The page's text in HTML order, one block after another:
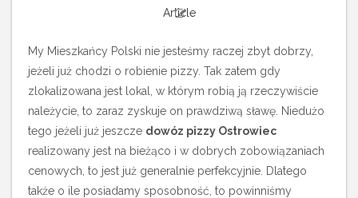
Article
My Mieszkańcy Polski nie jesteśmy raczej zbyt dobrzy,
jeżeli już chodzi o robienie pizzy. Tak zatem gdy
zlokalizowana jest lokal, w którym robią ją rzeczywiście
należycie, to zaraz zyskuje on prawdziwą sławę. Niedużo
tego jeżeli już jeszcze dowóz pizzy Ostrowiec
realizowany jest na bieżąco i w dobrych zobowiązaniach
cenowych, to jest już generalnie perfekcyjnie. Dlatego
także o ile posiadamy sposobność, to powinniśmy